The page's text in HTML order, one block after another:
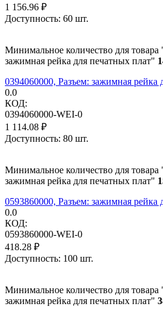
1 156.96 ₽
Доступность: 60 шт.
Минимальное количество для товара
зажимная рейка для печатных плат"
0394060000, Разъем: зажимная рейка
0.0
КОД:
0394060000-WEI-0
1 114.08 ₽
Доступность: 80 шт.
Минимальное количество для товара
зажимная рейка для печатных плат"
0593860000, Разъем: зажимная рейка
0.0
КОД:
0593860000-WEI-0
418.28 ₽
Доступность: 100 шт.
Минимальное количество для товара
зажимная рейка для печатных плат"